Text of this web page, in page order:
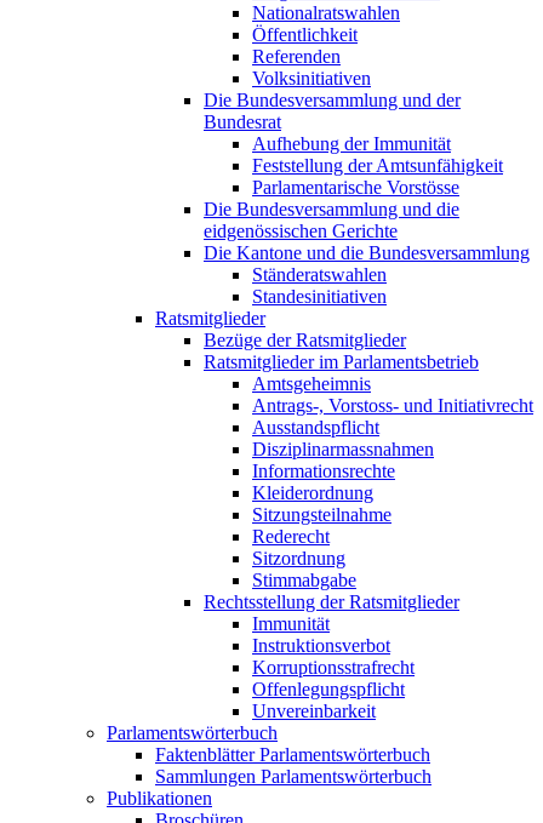
Nationalratswahlen
Öffentlichkeit
Referenden
Volksinitiativen
Die Bundesversammlung und der
Bundesrat
Aufhebung der Immunität
Feststellung der Amtsunfähigkeit
Parlamentarische Vorstösse
Die Bundesversammlung und die
eidgenössischen Gerichte
Die Kantone und die Bundesversammlung
Ständeratswahlen
Standesinitiativen
Ratsmitglieder
Bezüge der Ratsmitglieder
Ratsmitglieder im Parlamentsbetrieb
Amtsgeheimnis
Antrags-, Vorstoss- und Initiativrecht
Ausstandspflicht
Disziplinarmassnahmen
Informationsrechte
Kleiderordnung
Sitzungsteilnahme
Rederecht
Sitzordnung
Stimmabgabe
Rechtsstellung der Ratsmitglieder
Immunität
Instruktionsverbot
Korruptionsstrafrecht
Offenlegungspflicht
Unvereinbarkeit
Parlamentswörterbuch
Faktenblätter Parlamentswörterbuch
Sammlungen Parlamentswörterbuch
Publikationen